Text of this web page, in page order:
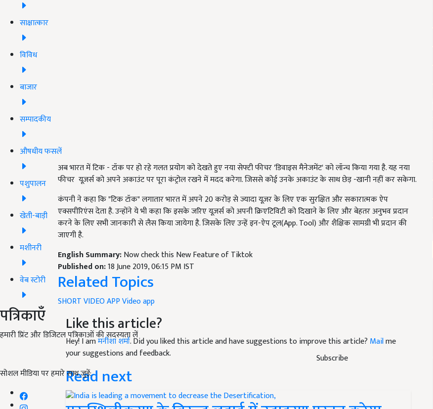
साक्षात्कार
विविध
बाजार
सम्पादकीय
औषधीय फसलें
पशुपालन
खेती-बाड़ी
मशीनरी
वेब स्टोरी
पत्रिकाएँ
हमारी प्रिंट और डिजिटल पत्रिकाओं की सदस्यता लें
Subscribe
सोशल मीडिया पर हमारे साथ जुड़ें:
अब भारत में टिक - टॉक पर हो रहे गलत प्रयोग को देखते हुए नया सेफ्टी फीचर 'डिवाइस मैनेजमेंट' को लॉन्च किया गया है. यह नया
फीचर यूज़र्स को अपने अकाउंट पर पूरा कंट्रोल रखने में मदद करेगा. जिससे कोई उनके अकाउंट के साथ छेड़ -खानी नहीं कर सकेगा.
कंपनी ने कहा कि "टिक टॉक" लगातार भारत में अपने 20 करोड़ से ज्यादा यूज़र के लिए एक सुरक्षित और सकारात्मक ऐप
एक्सपीरिएंस देता है. उन्होंने ये भी कहा कि इसके जरिए यूज़र्स को अपनी क्रिएटिविटी को दिखाने के लिए और बेहतर अनुभव प्रदान
करने के लिए सभी जानकारी से लैस किया जायेगा है. जिसके लिए उन्हें इन-ऐप टूल(App. Tool) और शैक्षिक सामग्री भी प्रदान की
जाएगी है.
English Summary:Now check this New Feature of Tiktok
Published on:18 June 2019, 06:15 PM IST
Related Topics
SHORT VIDEO APPVideo app
Like this article?
Hey! I amमनीशा शर्मा. Did you liked this article and have suggestions to improve this article? Mailme
your suggestions and feedback.
Read next